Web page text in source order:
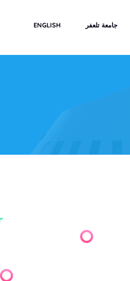
جامعة تلعفر ENGLISH